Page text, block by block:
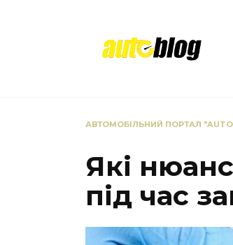
АВТОМОБІЛЬНИЙ ПОРТАЛ
Які
під час